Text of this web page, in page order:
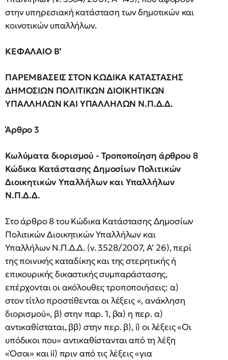
στην υπηρεσιακή κατάσταση των δημοτικών και
κοινοτικών υπαλλήλων.
ΚΕΦΑΛΑΙΟ Β’
ΠΑΡΕΜΒΑΣΕΙΣ ΣΤΟΝ ΚΩΔΙΚΑ ΚΑΤΑΣΤΑΣΗΣ
ΔΗΜΟΣΙΩΝ ΠΟΛΙΤΙΚΩΝ ΔΙΟΙΚΗΤΙΚΩΝ
ΥΠΑΛΛΗΛΩΝ ΚΑΙ ΥΠΑΛΛΗΛΩΝ Ν.Π.Δ.Δ.
Άρθρο 3
Κωλύματα διορισμού - Τροποποίηση άρθρου 8
Κώδικα Κατάστασης Δημοσίων Πολιτικών
Διοικητικών Υπαλλήλων και Υπαλλήλων
Ν.Π.Δ.Δ.
Στο άρθρο 8 του Κώδικα Κατάστασης Δημοσίων
Πολιτικών Διοικητικών Υπαλλήλων και
Υπαλλήλων Ν.Π.Δ.Δ. (ν. 3528/2007, Α’ 26), περί
της ποινικής καταδίκης και της στερητικής ή
επικουρικής δικαστικής συμπαράστασης,
επέρχονται οι ακόλουθες τροποποιήσεις: α)
στον τίτλο προστίθενται οι λέξεις «, ανάκληση
διορισμού», β) στην παρ. 1, βα) η περ. α)
αντικαθίσταται, ββ) στην περ. β), i) οι λέξεις «Οι
υπόδικοι που» αντικαθίστανται από τη λέξη
«Όσοι» και ii) πριν από τις λέξεις «για